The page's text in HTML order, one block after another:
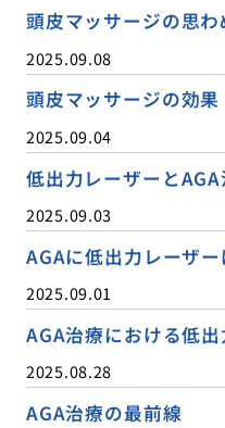
頭皮マッサージの思わ
2025.09.08
頭皮マッサージの効果
2025.09.04
低出力レーザーと
2025.09.03
AGAに低出力レーザ
2025.09.01
AGA治療における低
2025.08.28
AGA治療の最前線